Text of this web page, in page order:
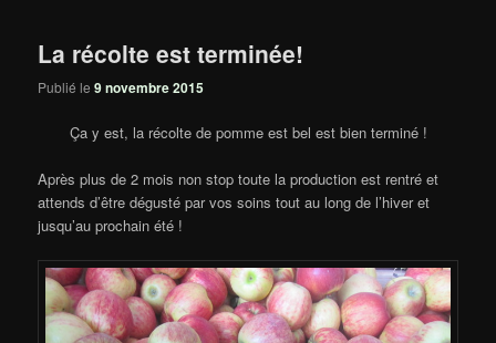
La récolte est terminée!
Publié le9 novembre 2015
Ça y est, la récolte de pomme est bel est bien terminé !
Après plus de 2 mois non stop toute la production est rentré et
attends d’être dégusté par vos soins tout au long de l’hiver et
jusqu’au prochain été !